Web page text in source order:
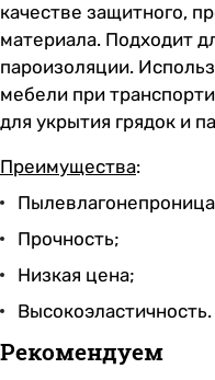
качестве защитного,
материала. Подходит
пароизоляции.
мебели при
для укрытия грядок и
Преимущества:
Прочность;
Низкая цена;
Высокоэластичность.
Рекомендуем